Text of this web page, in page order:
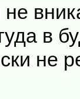
в
не